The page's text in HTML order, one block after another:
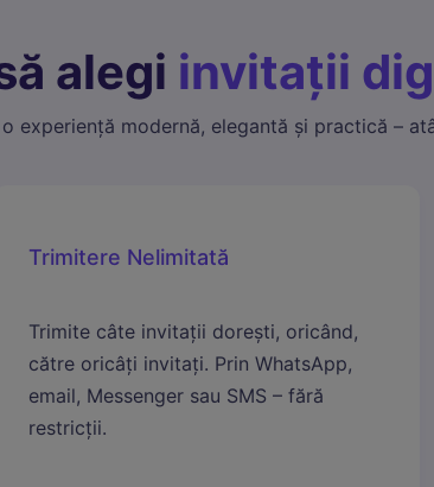
alegi invitații
experiență modernă, elegantă și practică –
Trimitere Nelimitată
Trimite câte invitații dorești, oricând,
către oricâți invitați. Prin WhatsApp,
email, Messenger sau SMS – fără
restricții.